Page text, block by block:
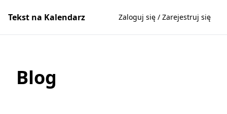
Tekst na Kalendarz Zaloguj się / Zarejestruj się
Blog